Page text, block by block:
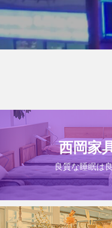
西岡家
良質な睡眠は